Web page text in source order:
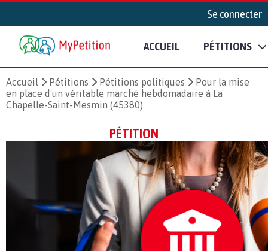
Se connecter
ACCUEIL PÉTITIONS
Accueil Pétitions Pétitions politiques
Pour la mise
en place d'un véritable marché hebdomadaire à La
Chapelle-Saint-Mesmin (45380)
PÉTITION